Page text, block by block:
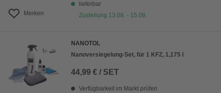
Merken
lieferbar
Zustellung 13.08. - 15.08.
NANOTOL
Nanoversiegelung-Set, für 1 KFZ, 1,175 l
44,99 € / SET
Verfügbarkeit im Markt prüfen